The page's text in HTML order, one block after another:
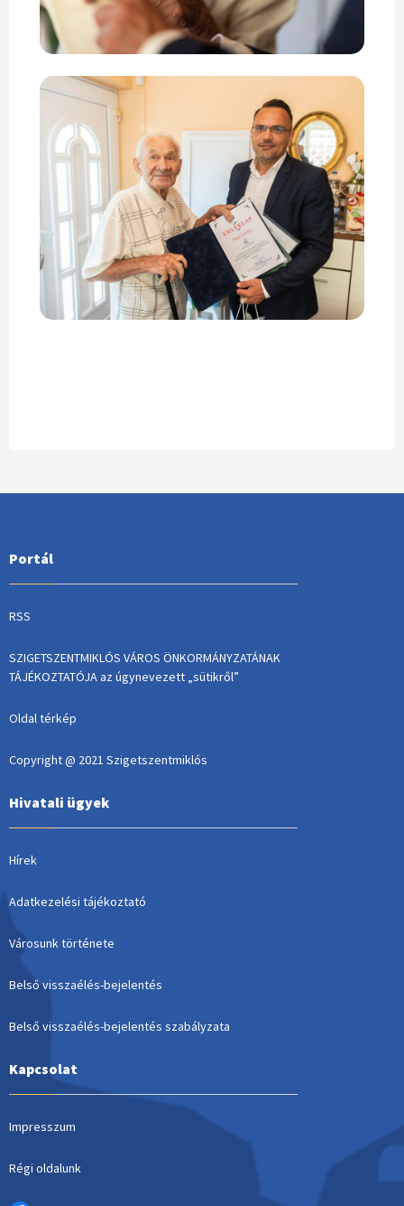
Portál
RSS
SZIGETSZENTMIKLÓS VÁROS ÖNKORMÁNYZATÁNAK
TÁJÉKOZTATÓJA az úgynevezett „sütikről”
Oldal térkép
Copyright @ 2021 Szigetszentmiklós
Hivatali ügyek
Hírek
Adatkezelési tájékoztató
Városunk története
Belső visszaélés-bejelentés
Belső visszaélés-bejelentés szabályzata
Kapcsolat
Impresszum
Régi oldalunk